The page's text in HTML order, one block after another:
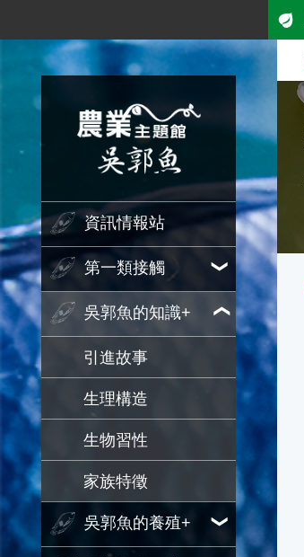
跳到主要內容
農業知識入口網
資訊情報站
第一類接觸
吳郭魚的知識+
引進故事
生理構造
生物習性
家族特徵
吳郭魚的養殖+